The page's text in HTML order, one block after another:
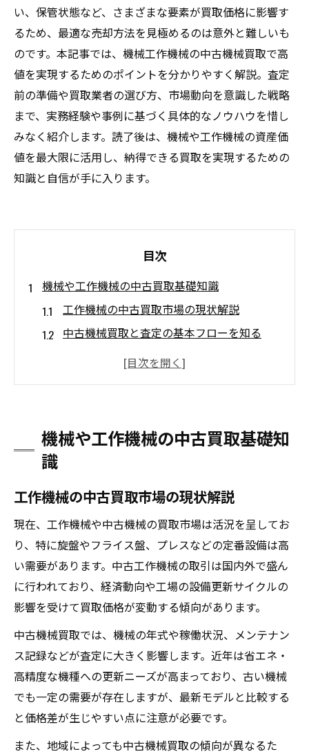
い、保管状態など、さまざまな要素が買取価格に影響す
るため、最適な売却方法を見極めるのは意外と難しいも
のです。本記事では、機械工作機械の中古機械買取で高
値を実現するためのポイントを分かりやすく解説。査定
前の準備や買取業者の選び方、市場動向を意識した戦略
まで、実務経験や事例に基づく具体的なノウハウを惜し
みなく紹介します。読了後は、機械や工作機械の資産価
値を最大限に活用し、納得できる買取を実現するための
知識と自信が手に入ります。
目次
機械や工作機械の中古買取基礎知識
工作機械の中古買取市場の現状解説
中古機械買取と査定の基本フローを知る
工作機械の買取価格に影響する主な要因
高価買取を狙うなら事前準備が鍵
工作機械のメンテナンスで買取額を底上げ
ト
中古機械買取相場を把握して高値交渉に挑
む
工作機械の保管状態が評価に与える影響と
は
買取査定前にすべき機械の清掃ポイント
中古機械の現状分析が査定額を左右
工作機械の稼働状況と買取査定の関係性
年式や型番が中古機械買取価格へ与える影
響
故障や修理歴が査定評価にどう響くのか
専門家による現地調査で適正価格を見極め
機械や工作機械の中古買取基礎知
識
工作機械の中古買取市場の現状解説
現在、工作機械や中古機械の買取市場は活況を呈してお
り、特に旋盤やフライス盤、プレスなどの定番設備は高
い需要があります。中古工作機械の取引は国内外で盛ん
に行われており、経済動向や工場の設備更新サイクルの
影響を受けて買取価格が変動する傾向があります。
中古機械買取では、機械の年式や稼働状況、メンテナン
ス記録などが査定に大きく影響します。近年は省エネ・
高精度な機種への更新ニーズが高まっており、古い機械
でも一定の需要が存在しますが、最新モデルと比較する
と価格差が生じやすい点に注意が必要です。
また、地域によっても中古機械買取の傾向が異なるた